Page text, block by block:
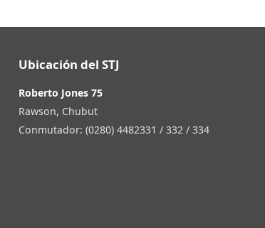
Ubicación del STJ
Roberto Jones 75
Rawson, Chubut
Conmutador: (0280) 4482331 / 332 / 334